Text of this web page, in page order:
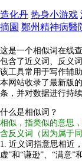
造化丹 热身小游戏
摘園 鄭州精神病醫
这是一个相似词在线
包含了近义词、反义词
该工具常用于写作辅
本网站收录了最新版
条，并对数据进行持
什么是相似词？
相似，指类似的意思
含反义词（因为属于
1. 近义词指意思相近
虚”和“谦逊”、“满意”